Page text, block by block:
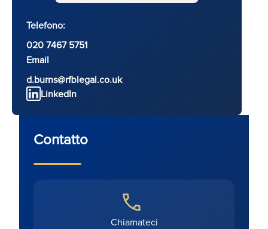
Telefono:
020 7467 5751
Email
d.burns@rfblegal.co.uk
LinkedIn
Contatto
Chiamateci